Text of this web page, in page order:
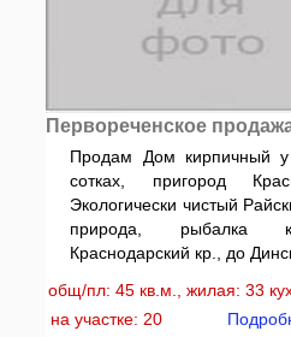
Первореченское
Продам Дом кирпичный
сотках, пригород
Экологически чистый
природа, рыбалка
Краснодарский кр., до
общ/пл: 45 кв.м., жилая: 33
на участке: 20